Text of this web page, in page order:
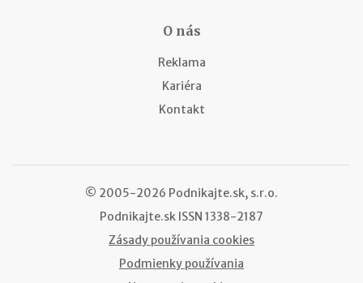
O nás
Reklama
Kariéra
Kontakt
© 2005-2026 Podnikajte.sk, s.r.o.
Podnikajte.sk ISSN 1338-2187
Zásady používania cookies
Podmienky používania